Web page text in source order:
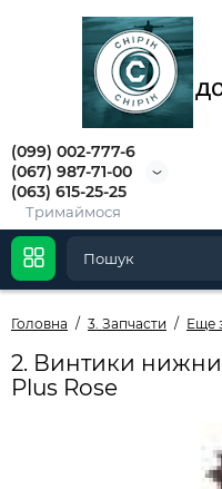
(099) 002-777-6
(067) 987-71-00
(063) 615-25-25
Тримаймося
Головна 3. Запчасти Еще
2. Винтики
Plus Rose